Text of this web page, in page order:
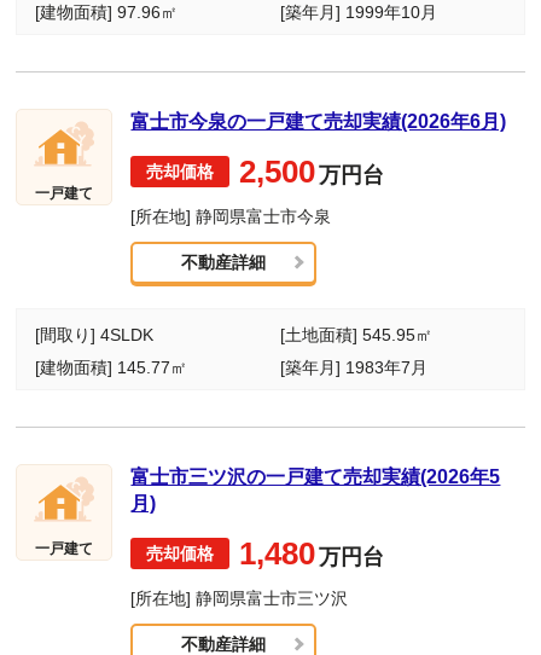
[建物面積] 97.96㎡
[築年月] 1999年10月
一戸建て
富士市今泉の一戸建て売却実績(2026年6月)
2,500万円台
[所在地] 静岡県富士市今泉
不動産詳細
[間取り] 4SLDK
[土地面積] 545.95㎡
[建物面積] 145.77㎡
[築年月] 1983年7月
一戸建て
富士市三ツ沢の一戸建て売却実績(2026年5
月)
1,480万円台
[所在地] 静岡県富士市三ツ沢
不動産詳細